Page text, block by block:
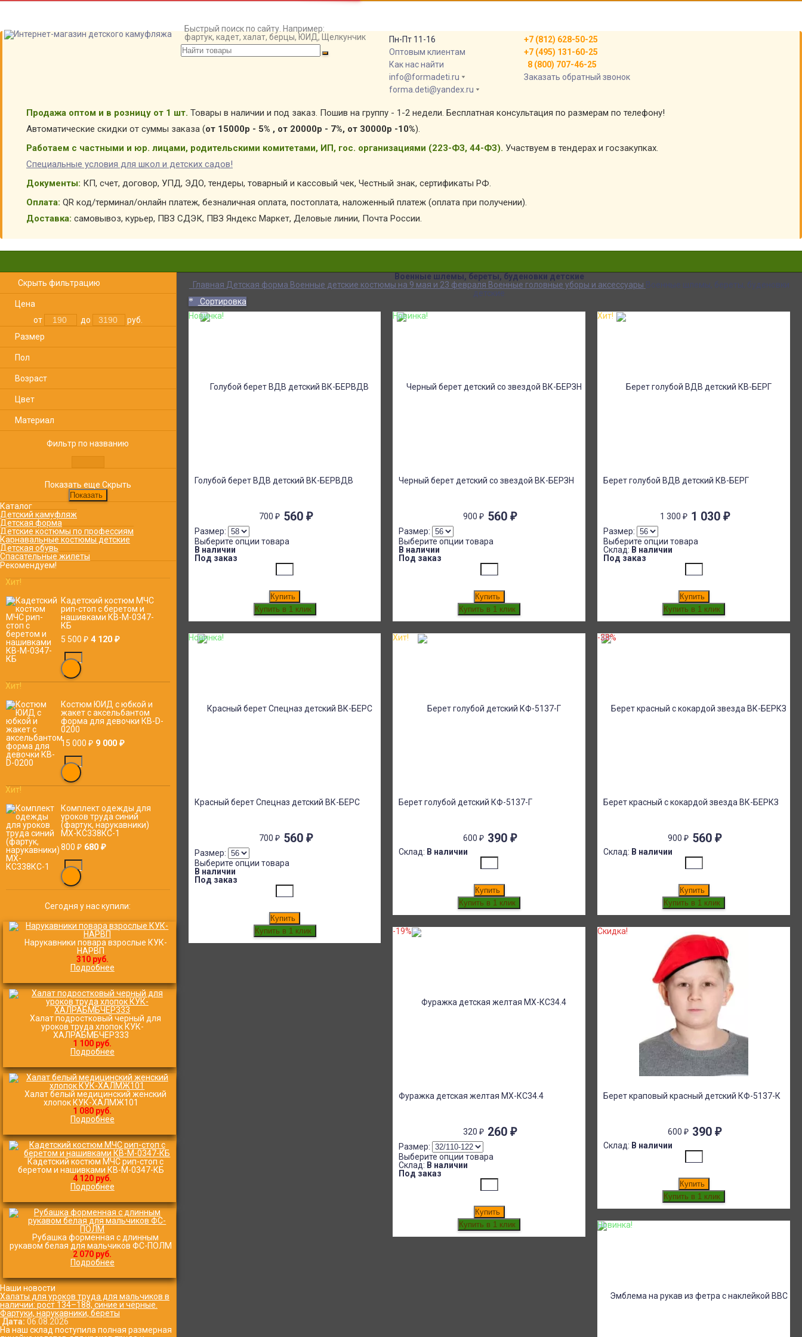
Быстрый поиск по сайту. Например:
фартук, кадет, халат, берцы, ЮИД, Щелкунчик
Пн-Пт 11-16
Оптовым клиентам
Как нас найти
info@formadeti.ru
forma.deti@yandex.ru
+7 (812) 628-50-25
+7 (495) 131-60-25
8 (800) 707-46-25
Заказать обратный звонок
Продажа оптом и в розницу от 1 шт. Товары в наличии и под заказ. Пошив на группу - 1-2 недели. Бесплатная консультация по размерам по телефону!
Автоматические скидки от суммы заказа (от 15000р - 5% , от 20000р - 7%, от 30000р -10%).
Работаем с частными и юр. лицами, родительскими комитетами, ИП, гос. организациями (223-ФЗ, 44-ФЗ). Участвуем в тендерах и госзакупках.
Специальные условия для школ и детских садов!
Документы: КП, счет, договор, УПД, ЭДО, тендеры, товарный и кассовый чек, Честный знак, сертификаты РФ.
Оплата: QR код/терминал/онлайн платеж, безналичная оплата, постоплата, наложенный платеж (оплата при получении).
Доставка: самовывоз, курьер, ПВЗ СДЭК, ПВЗ Яндекс Маркет, Деловые линии, Почта России.
Скрыть фильтрацию
Цена
от
до
руб.
Размер
Пол
Возраст
Цвет
Материал
Фильтр по названию
Показать еще Скрыть
Каталог
Детский камуфляж
Детская форма
Детские костюмы по профессиям
Карнавальные костюмы детские
Детская обувь
Спасательные жилеты
Рекомендуем!
Хит!
Кадетский костюм МЧС
рип-стоп с беретом и
нашивками КВ-M-0347-
КБ
5 500 ₽4 120 ₽
Хит!
Костюм ЮИД с юбкой и
жакет с аксельбантом
форма для девочки КВ-D-
0200
15 000 ₽9 000 ₽
Хит!
Комплект одежды для
уроков труда синий
(фартук, нарукавники)
МХ-КС338КС-1
800 ₽680 ₽
Сегодня у нас купили:
Нарукавники повара взрослые КУК-
НАРВП
310 руб.
Подробнее
Халат подростковый черный для
уроков труда хлопок КУК-
ХАЛРАБМБЧЕР333
1 100 руб.
Подробнее
Халат белый медицинский женский
хлопок КУК-ХАЛМЖ101
1 080 руб.
Подробнее
Кадетский костюм МЧС рип-стоп с
беретом и нашивками КВ-M-0347-КБ
4 120 руб.
Подробнее
Рубашка форменная с длинным
рукавом белая для мальчиков ФС-ПОЛМ
2 070 руб.
Подробнее
Наши новости
Халаты для уроков труда для мальчиков в
наличии: рост 134–188, синие и чёрные.
Фартуки, нарукавники, береты
Дата: 06.08.2026
На наш склад поступила полная размерная
Военные шлемы, береты, буденовки детские
Главная Детская форма Военные детские костюмы на 9 мая и 23 февраля Военные головные уборы и аксессуары Военные шлемы, береты, буденовки
детские
Сортировка
Голубой берет ВДВ детский ВК-БЕРВДВ
700 ₽ 560 ₽
Размер:
Выберите опции товара
В наличии
Под заказ
Купить
Новинка!
Черный берет детский со звездой ВК-БЕРЗН
900₽ 560₽
Размер:
Выберите опции товара
В наличии
Под заказ
Купить
Новинка!
Берет голубой ВДВ детский КВ-БЕРГ
1 300 ₽ 1 030 ₽
Размер:
Выберите опции товара
Склад: В наличии
Под заказ
Купить
Хит!
Красный берет Спецназ детский ВК-БЕРС
700 ₽ 560 ₽
Размер:
Выберите опции товара
В наличии
Под заказ
Купить
Новинка!
Берет голубой детский КФ-5137-Г
600₽ 390₽
Склад: В наличии
Купить
Хит!
Берет красный с кокардой звезда ВК-БЕРКЗ
900₽ 560₽
Склад: В наличии
Купить
-38%
Фуражка детская желтая МХ-КС34.4
320₽ 260₽
Размер:
Выберите опции товара
Склад: В наличии
Под заказ
Купить
-19%
Берет краповый красный детский КФ-5137-К
600₽ 390₽
Склад: В наличии
Купить
Скидка!
Новинка!